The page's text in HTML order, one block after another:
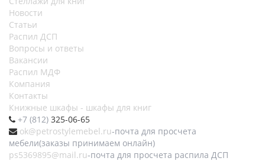
Новости
Статьи
Распил ДСП
Вопросы и ответы
Вакансии
Распил МДФ
Компания
Контакты
Книжные шкафы - шкафы для книг
+7 (812) 325-06-65
ok@petrostylemebel.ru-почта для просчета
мебели(заказы принимаем онлайн)
ps5369895@mail.ru-почта для просчета распила ДСП